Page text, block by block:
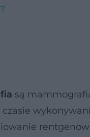
są